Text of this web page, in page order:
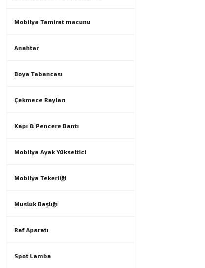
Mobilya Tamirat macunu
Anahtar
Boya Tabancası
Çekmece Rayları
Kapı & Pencere Bantı
Mobilya Ayak Yükseltici
Mobilya Tekerliği
Musluk Başlığı
Raf Aparatı
Spot Lamba